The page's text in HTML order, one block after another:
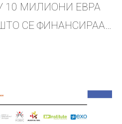
10 МИЛИОНИ ЕВРА
СЕ ФИНАНСИРААТ
граѓански
истражувањето
транспарентност